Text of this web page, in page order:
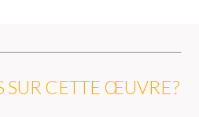
SUR CETTE ŒUVRE ?